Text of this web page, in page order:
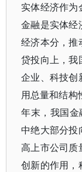
实体经济作为
金融是实体经
经济本分，推
贷投向上，我
企业、科技创
用总量和结构
年末，我国
中绝大部分投
高上市公司质
创新的作用，